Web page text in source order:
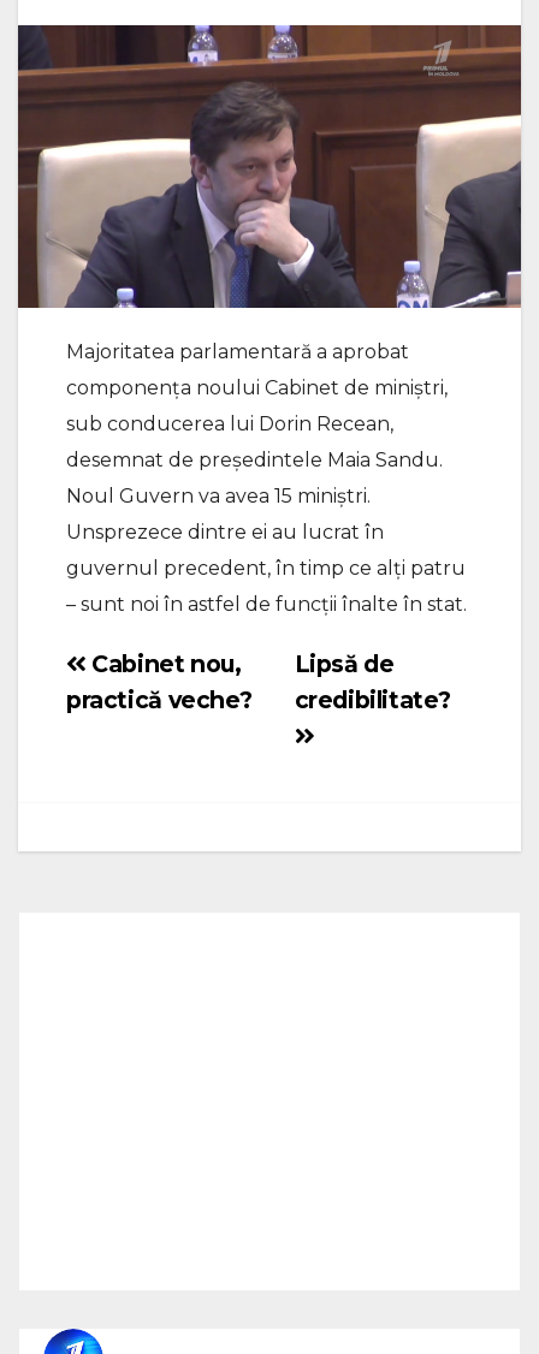
Majoritatea parlamentară a aprobat
componența noului Cabinet de miniștri,
sub conducerea lui Dorin Recean,
desemnat de președintele Maia Sandu.
Noul Guvern va avea 15 miniștri.
Unsprezece dintre ei au lucrat în
guvernul precedent, în timp ce alți patru
– sunt noi în astfel de funcții înalte în stat.
Navigare
în
Lipsă de
credibilitate?
Cabinet nou,
practică veche?